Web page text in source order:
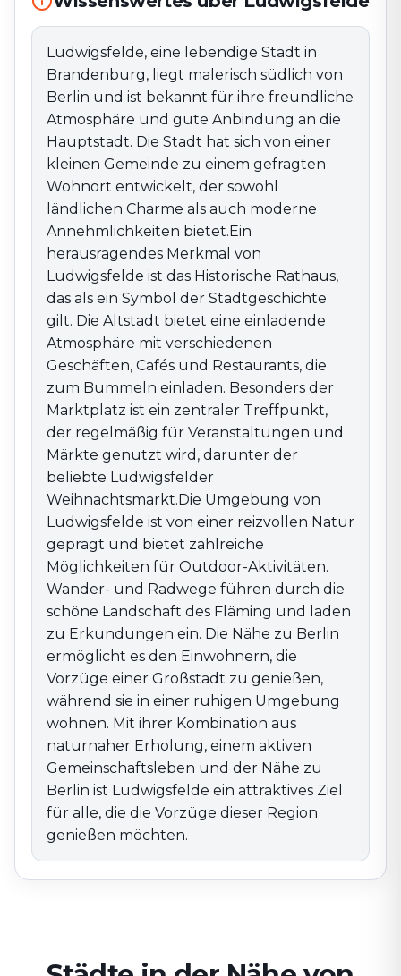
von Ludwigsfelde ist das Historische Rathaus, das als
ein Symbol der Stadtgeschichte gilt. Die Altstadt
bietet eine einladende Atmosphäre mit
verschiedenen Geschäften, Cafés und Restaurants, die
zum Bummeln einladen. Besonders der Marktplatz ist
ein zentraler Treffpunkt, der regelmäßig für
Veranstaltungen und Märkte genutzt wird, darunter
der beliebte Ludwigsfelder Weihnachtsmarkt.Die
Umgebung von Ludwigsfelde ist von einer reizvollen
Natur geprägt und bietet zahlreiche Möglichkeiten für
Outdoor-Aktivitäten. Wander- und Radwege führen
durch die schöne Landschaft des Fläming und laden
zu Erkundungen ein. Die Nähe zu Berlin ermöglicht es
den Einwohnern, die Vorzüge einer Großstadt zu
genießen, während sie in einer ruhigen Umgebung
wohnen. Mit ihrer Kombination aus naturnaher
Erholung, einem aktiven Gemeinschaftsleben und der
Nähe zu Berlin ist Ludwigsfelde ein attraktives Ziel für
alle, die die Vorzüge dieser Region genießen
möchten.
Ludwigsfelde, eine lebendige Stadt in
Brandenburg, liegt malerisch südlich von
Berlin und ist bekannt für ihre freundliche
Atmosphäre und gute Anbindung an die
Hauptstadt. Die Stadt hat sich von einer
kleinen Gemeinde zu einem gefragten
Wohnort entwickelt, der sowohl
ländlichen Charme als auch moderne
Annehmlichkeiten bietet.Ein
herausragendes Merkmal von
Ludwigsfelde ist das Historische Rathaus,
das als ein Symbol der Stadtgeschichte
gilt. Die Altstadt bietet eine einladende
Atmosphäre mit verschiedenen
Geschäften, Cafés und Restaurants, die
zum Bummeln einladen. Besonders der
Marktplatz ist ein zentraler Treffpunkt,
der regelmäßig für Veranstaltungen und
Märkte genutzt wird, darunter der
beliebte Ludwigsfelder
Weihnachtsmarkt.Die Umgebung von
Ludwigsfelde ist von einer reizvollen Natur
geprägt und bietet zahlreiche
Möglichkeiten für Outdoor-Aktivitäten.
Wander- und Radwege führen durch die
schöne Landschaft des Fläming und laden
zu Erkundungen ein. Die Nähe zu Berlin
ermöglicht es den Einwohnern, die
Vorzüge einer Großstadt zu genießen,
während sie in einer ruhigen Umgebung
wohnen. Mit ihrer Kombination aus
naturnaher Erholung, einem aktiven
Gemeinschaftsleben und der Nähe zu
Berlin ist Ludwigsfelde ein attraktives Ziel
für alle, die die Vorzüge dieser Region
genießen möchten.